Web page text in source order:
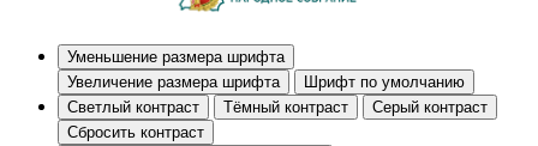
Уменьшение размера шрифта
Увеличение размера шрифта
Шрифт по умолчанию
Светлый контраст
Тёмный контраст
Серый контраст
Сбросить контраст